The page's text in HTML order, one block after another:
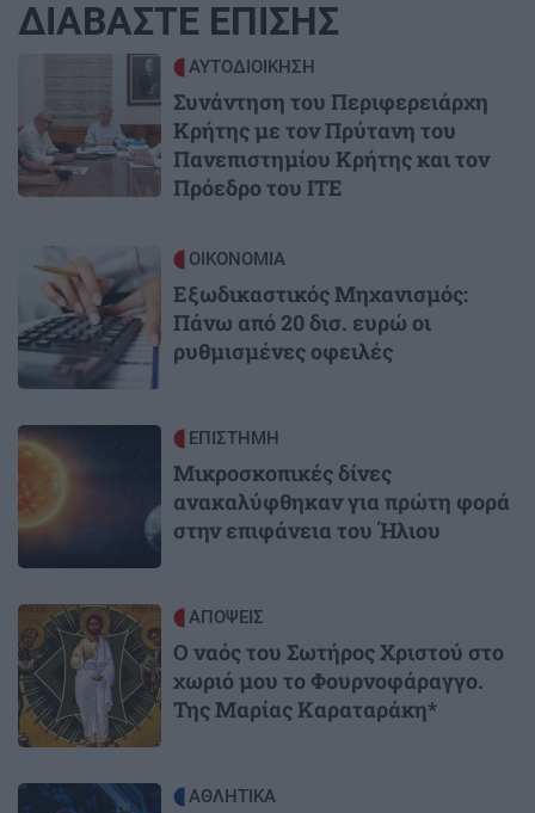
ΔΙΑΒΑΣΤΕ ΕΠΙΣΗΣ
ΑΥΤΟΔΙΟΙΚΗΣΗ
Συνάντηση του Περιφερειάρχη
Κρήτης με τον Πρύτανη του
Πανεπιστημίου Κρήτης και τον
Πρόεδρο του ΙΤΕ
ΟΙΚΟΝΟΜΙΑ
Εξωδικαστικός Μηχανισμός:
Πάνω από 20 δισ. ευρώ οι
ρυθμισμένες οφειλές
Image ΕΠΙΣΤΗΜΗ
Μικροσκοπικές δίνες
ανακαλύφθηκαν για πρώτη φορά
στην επιφάνεια του Ήλιου
Image ΑΠΟΨΕΙΣ
Ο ναός του Σωτήρος Χριστού στο
χωριό μου το Φουρνοφάραγγο.
Της Μαρίας Καραταράκη*
Image ΑΘΛΗΤΙΚΑ